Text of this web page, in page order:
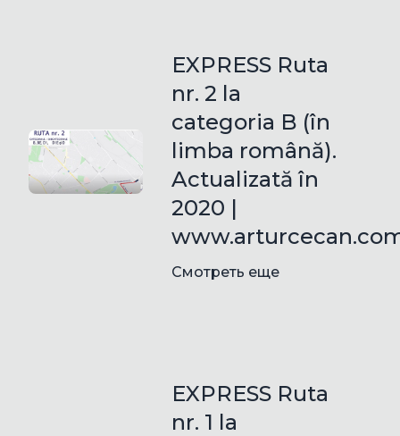
EXPRESS Ruta
nr. 2 la
categoria B (în
limba română).
Actualizată în
2020 |
Смотреть еще
EXPRESS Ruta
nr. 1 la